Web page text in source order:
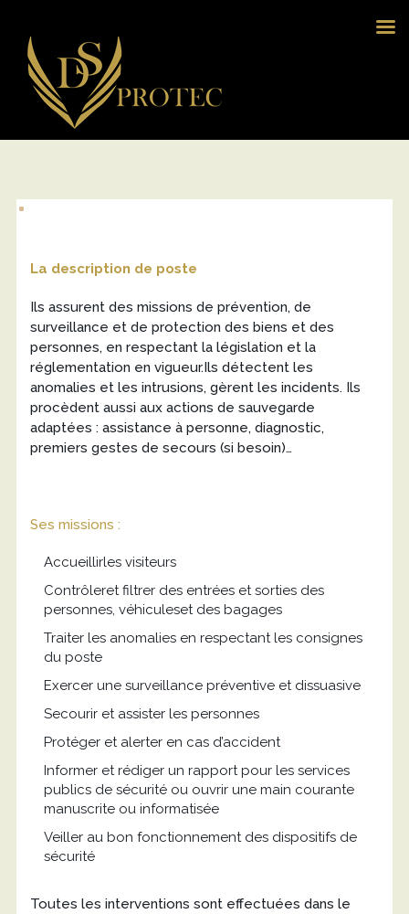
La description de poste
Ils assurent des missions de prévention, de
surveillance et de protection des biens et des
personnes, en respectant la législation et la
réglementation en vigueur.Ils détectent les
anomalies et les intrusions, gèrent les incidents. Ils
procèdent aussi aux actions de sauvegarde
adaptées : assistance à personne, diagnostic,
premiers gestes de secours (si besoin)…
Ses missions :
Accueillirles visiteurs
Contrôleret filtrer des entrées et sorties des
personnes, véhiculeset des bagages
Traiter les anomalies en respectant les consignes
du poste
Exercer une surveillance préventive et dissuasive
Secourir et assister les personnes
Protéger et alerter en cas d’accident
Informer et rédiger un rapport pour les services
publics de sécurité ou ouvrir une main courante
manuscrite ou informatisée
Veiller au bon fonctionnement des dispositifs de
sécurité
Toutes les interventions sont effectuées dans le